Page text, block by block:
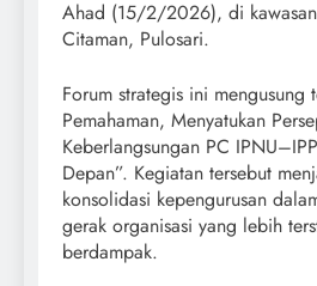
Ahad (15/2/2026), di
Citaman, Pulosari.
Forum strategis ini mengusung
Pemahaman, Menyatukan
Keberlangsungan PC
Depan”. Kegiatan tersebut
konsolidasi kepengurusan
gerak organisasi yang lebih
berdampak.